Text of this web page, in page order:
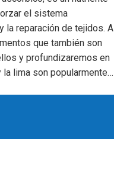
el sistema
la reparación de tejidos. A
que también son
y profundizaremos en
lima son popularmente…